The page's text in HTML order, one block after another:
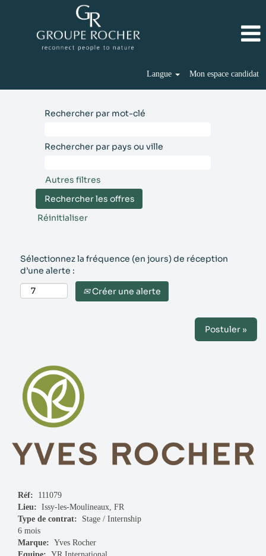
Langue Mon espace candidat
Rechercher par mot-clé
Rechercher par pays ou ville
Autres filtres
Réinitialiser
Sélectionnez la fréquence (en jours) de réception
d’une alerte :
Créer une alerte
Postuler »
Réf: 111079
Lieu: Issy-les-Moulineaux, FR
Type de contrat: Stage / Internship
6 mois
Marque: Yves Rocher